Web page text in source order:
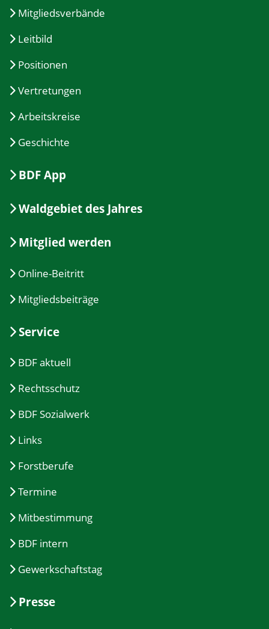
Mitgliedsverbände
Leitbild
Positionen
Vertretungen
Arbeitskreise
Geschichte
BDF App
Waldgebiet des Jahres
Mitglied werden
Online-Beitritt
Mitgliedsbeiträge
Service
BDF aktuell
Rechtsschutz
BDF Sozialwerk
Links
Forstberufe
Termine
Mitbestimmung
BDF intern
Gewerkschaftstag
Presse